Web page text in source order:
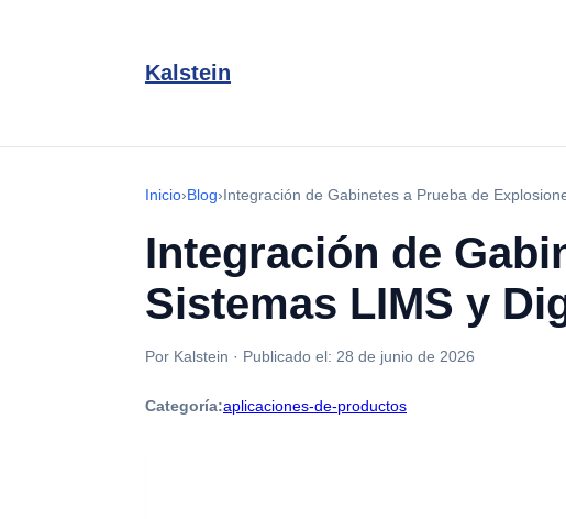
Kalstein
Inicio›Blog›Integración de Gabinetes a Prueba de
Integración de
Sistemas LIMS y
Por Kalstein · Publicado el: 28 de junio de 2026
Categoría:aplicaciones-de-productos